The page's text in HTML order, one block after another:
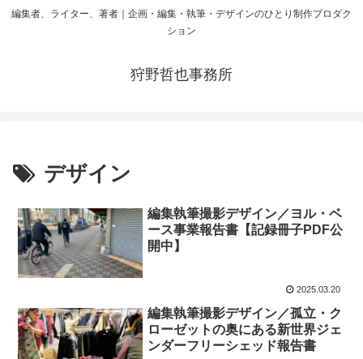
編集者、ライター、著者｜企画・編集・執筆・デザインのひとり制作プロダク
ション
狩野哲也事務所
デザイン
編集執筆撮影デザイン／ヨル・ベ
ース事業報告書【記録冊子PDF公
開中】
2025.03.20
編集執筆撮影デザイン／孤立・ク
ローゼットの奥にある新世界ジェ
ンダーフリーシェッド報告書